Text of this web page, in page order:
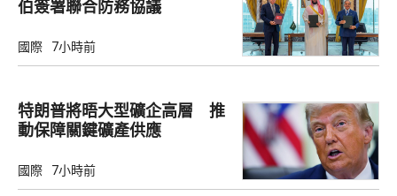
伯簽署聯合防務協議
國際 7小時前
特朗普將晤大型礦企高層 推
動保障關鍵礦產供應
國際 7小時前